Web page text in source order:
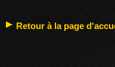
Retour à la page